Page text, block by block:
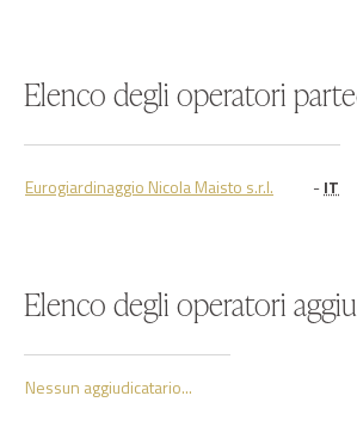
Elenco degli operatori
Eurogiardinaggio Nicola Maisto s.r.l. -IT
Elenco degli operatori
Nessun aggiudicatario...